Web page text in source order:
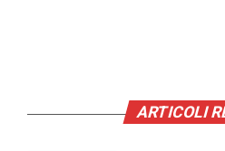
ARTICOLI